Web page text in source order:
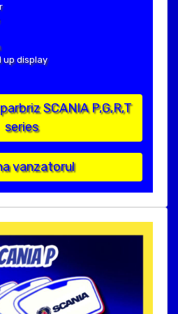
up display
SCANIA P,G,R,T
series
vanzatorul